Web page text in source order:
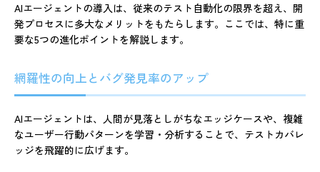
AIエージェントの導入は、従来のテスト自動化の限界を超え、開
発プロセスに多大なメリットをもたらします。ここでは、特に重
要な5つの進化ポイントを解説します。
網羅性の向上とバグ発見率のアップ
AIエージェントは、人間が見落としがちなエッジケースや、複雑
なユーザー行動パターンを学習・分析することで、テストカバレ
ッジを飛躍的に広げます。